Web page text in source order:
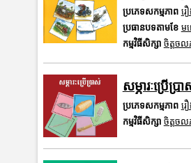
ប្រភេទសកម្មភាព រ
ប្រធានបទតាមខែ ម
កម្មវិធីសិក្សា ចិត្តចល
សម្ភារៈប្រើប្រ
ប្រភេទសកម្មភាព រ
កម្មវិធីសិក្សា ចិត្តចល